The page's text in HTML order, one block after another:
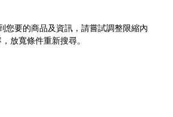
您要的商品及資訊，請嘗試調整限縮內
放寬條件重新搜尋。